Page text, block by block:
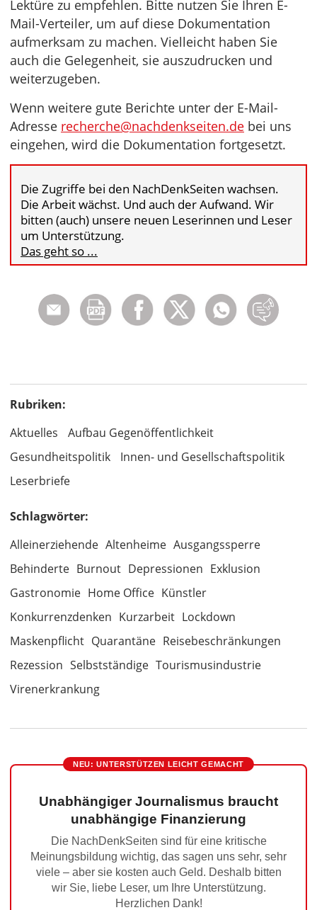
Lektüre zu empfehlen. Bitte nutzen Sie Ihren E-
Mail-Verteiler, um auf diese Dokumentation
aufmerksam zu machen. Vielleicht haben Sie
auch die Gelegenheit, sie auszudrucken und
weiterzugeben.
Wenn weitere gute Berichte unter der E-Mail-
Adresse recherche@nachdenkseiten.de bei uns
eingehen, wird die Dokumentation fortgesetzt.
Die Zugriffe bei den NachDenkSeiten wachsen.
Die Arbeit wächst. Und auch der Aufwand. Wir
bitten (auch) unsere neuen Leserinnen und Leser
um Unterstützung.
Das geht so ...
Rubriken:
Aktuelles
Aufbau Gegenöffentlichkeit
Gesundheitspolitik
Innen- und Gesellschaftspolitik
Leserbriefe
Schlagwörter:
Alleinerziehende Altenheime Ausgangssperre
Behinderte Burnout Depressionen Exklusion
Gastronomie Home Office Künstler
Konkurrenzdenken Kurzarbeit Lockdown
Maskenpflicht Quarantäne Reisebeschränkungen
Rezession Selbstständige Tourismusindustrie
Virenerkrankung
NEU: UNTERSTÜTZEN LEICHT GEMACHT
Unabhängiger Journalismus braucht
unabhängige Finanzierung
Die NachDenkSeiten sind für eine kritische
Meinungsbildung wichtig, das sagen uns sehr, sehr
viele – aber sie kosten auch Geld. Deshalb bitten
wir Sie, liebe Leser, um Ihre Unterstützung.
Herzlichen Dank!